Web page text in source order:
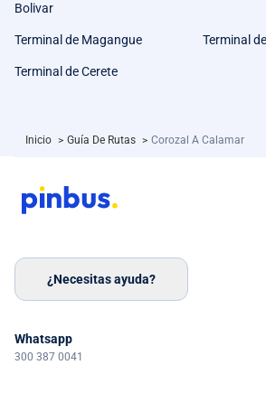
Bolivar
Terminal de Magangue Terminal
Terminal de Cerete
Inicio > Guía De Rutas > Corozal A Calamar
¿Necesitas ayuda?
Whatsapp
300 387 0041